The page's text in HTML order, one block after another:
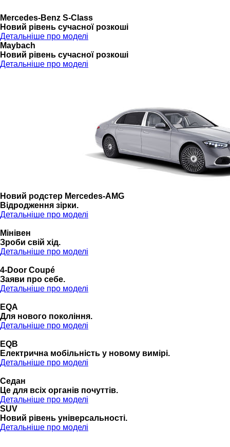
Mercedes-Benz S-Class
Новий рівень сучасної розкоші
Детальніше про моделі
Maybach
Новий рівень сучасної розкоші
Детальніше про моделі
Новий родстер Mercedes-AMG
Відродження зірки.
Детальніше про моделі
Мінівен
Зроби свій хід.
Детальніше про моделі
4-Door Coupé
Заяви про себе.
Детальніше про моделі
EQA
Для нового покоління.
Детальніше про моделі
EQB
Електрична мобільність у новому вимірі.
Детальніше про моделі
Седан
Це для всіх органів почуттів.
Детальніше про моделі
SUV
Новий рівень універсальності.
Детальніше про моделі